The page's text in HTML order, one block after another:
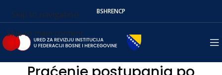
Skip to navigation
Skip to main content
BSHRENСР